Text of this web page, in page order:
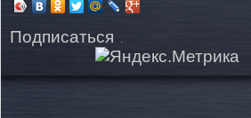
Подписаться